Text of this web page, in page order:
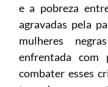
e a pobreza
agravadas pela
mulheres
enfrentada com
combater esses